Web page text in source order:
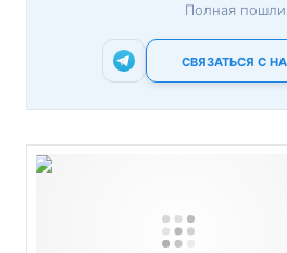
Полная
СВЯЗАТЬСЯ С